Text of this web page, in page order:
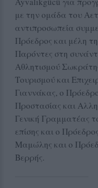
με την ομάδα του
αντιπροσωπεία
Πρόεδρος και μέλη
Παρόντες στη
Αθλητισμού
Τουρισμού και
Γιαννάκας, ο
Προστασίας και
Γενική Γραμματέας
επίσης και ο
Μαμώλης και ο
Βερρής.